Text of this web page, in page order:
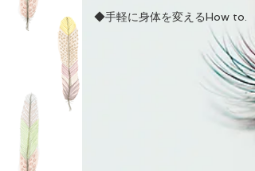
◆手軽に身体を変えるHow to.